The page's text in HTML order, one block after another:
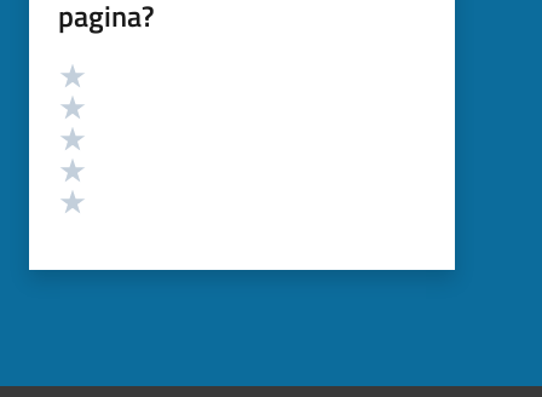
pagina?
Valutazione